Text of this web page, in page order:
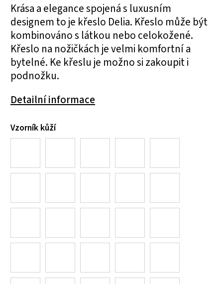
Krása a elegance spojená s luxusním
designem to je křeslo Delia. Křeslo může být
kombinováno s látkou nebo celokožené.
Křeslo na nožičkách je velmi komfortní a
bytelné. Ke křeslu je možno si zakoupit i
podnožku.
Detailní informace
Vzorník kůží